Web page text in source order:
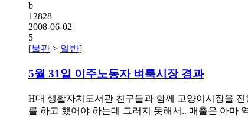
b
12828
2008-06-02
5
[불판 > 일반]
5월 31일 이주노동자 벼룩시장경과
H대 생활자치도서관 친구들과 함께 고양이시장을
를 하고 했어야 하는데 그러지 못해서.. 매출은 아마